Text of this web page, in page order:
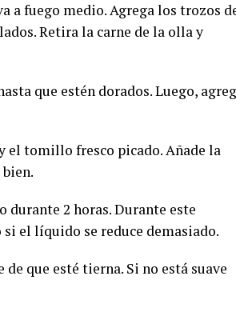
a fuego medio. Agrega los trozos
Retira la carne de la olla y
que estén dorados. Luego,
el tomillo fresco picado. Añade la
durante 2 horas. Durante este
el líquido se reduce demasiado.
de que esté tierna. Si no está suave